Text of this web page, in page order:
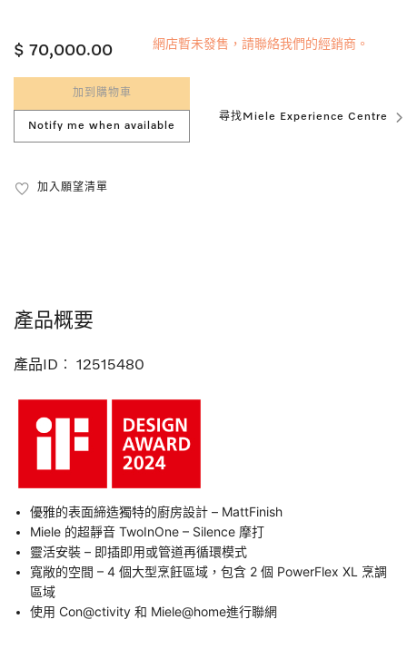
$ 70,000.00 網店暫未發售，請聯絡我們的經銷商。
加到購物車
Notify me when available
尋找Miele Experience Centre
加入願望清單
產品概要
產品ID︰ 12515480
優雅的表面締造獨特的廚房設計 – MattFinish
Miele 的超靜音 TwoInOne – Silence 摩打
靈活安裝 – 即插即用或管道再循環模式
寬敞的空間 – 4 個大型烹飪區域，包含 2 個 PowerFlex XL 烹調
區域
使用 Con@ctivity 和 Miele@home進行聯網